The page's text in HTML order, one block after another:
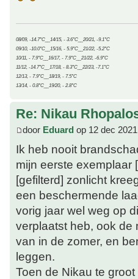
08/09, -14.7°C__14/15, - 3.6°C__20/21, -9.1°C
09/10, -10.0°C__15/16, - 5.9°C__21/22, -5.2°C
10/11, - 7.9°C__16/17, - 7.9°C__21/22, -6.9°C
11/12, -14.7°C__17/18, - 8.3°C__22/23, -7.1°C
12/13, - 7.9°C__18/19, - 7.5°C
13/14, - 0.8°C__19/20, - 2.8°C
Re: Nikau
door Eduard op 12 dec
Ik heb nooit
mijn eerste exemplaar
[gefilterd] zonlicht
een beschermende
vorig jaar wel weg op
verplaatst heb, ook de
van in de zomer, en
leggen.
Toen de Nikau te